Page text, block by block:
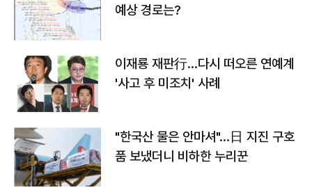
예상 경로는?
이재룡 재판行…다시 떠오른 연예계
'사고 후 미조치' 사례
"한국산 물은 안마셔"…日 지진 구호
품 보냈더니 비하한 누리꾼